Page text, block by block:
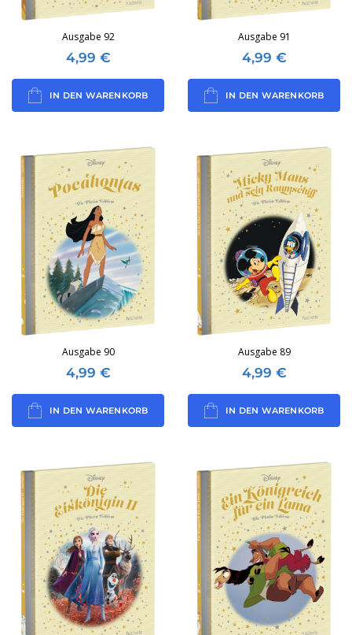
Ausgabe 92
4,99 €
IN DEN WARENKORB
Ausgabe 91
4,99 €
IN DEN WARENKORB
Ausgabe 90
4,99 €
IN DEN WARENKORB
Ausgabe 89
4,99 €
IN DEN WARENKORB